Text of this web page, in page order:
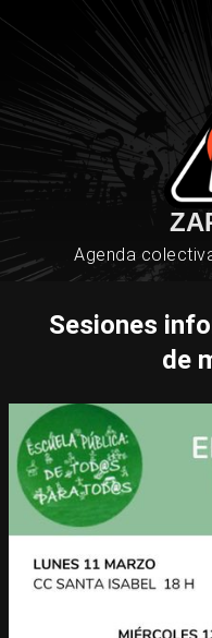
Agenda
Sesiones
de